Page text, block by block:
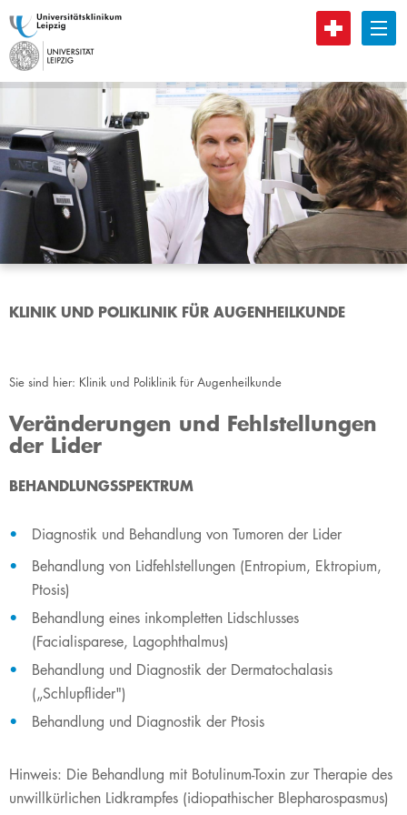
B
KLINIK UND POLIKLINIK FÜR AUGENHEILKUNDE
Sie sind hier: Klinik und Poliklinik für Augenheilkunde
Veränderungen und Fehlstellungen
der Lider
​​​​​​​​​​​​BEHANDLUNGSSPEKTRUM
Diagnostik und Behandlung von Tumoren der Lider
Behandlung von Lidfehlstellungen (Entropium, Ektropium,
Ptosis)
Behandlung eines inkompletten Lidschlusses
(Facialisparese, Lagophthalmus)
Behandlung und Diagnostik der Dermatochalasis
(„Schlupflider")
Behandlung und Diagnostik der Ptosis
Hinweis: Die Behandlung mit Botulinum-Toxin zur Therapie des
unwillkürlichen Lidkrampfes (idiopathischer Blepharospasmus)